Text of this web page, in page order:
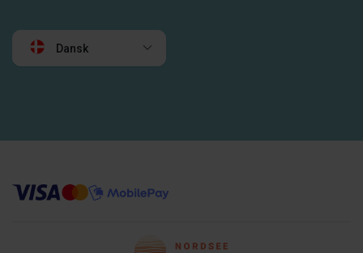
Dansk